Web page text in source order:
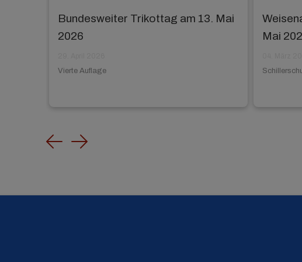
Bundesweiter Trikottag am 13. Mai
2026
Vierte Auflage
Mai
Previous
Next